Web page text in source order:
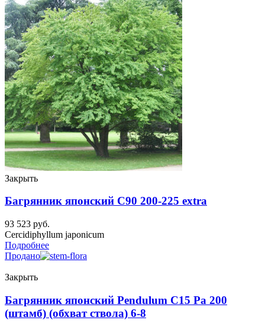
Закрыть
Багрянник японский C90 200-225 extra
93 523 руб.
Cercidiphyllum japonicum
Подробнее
Продано
Закрыть
Багрянник японский Pendulum C15 Ра 200
(штамб) (обхват ствола) 6-8